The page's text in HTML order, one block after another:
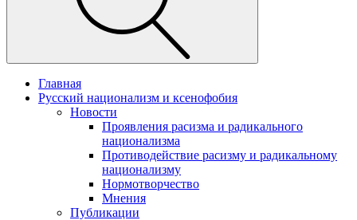
Главная
Русский национализм и ксенофобия
Новости
Проявления расизма и радикального
национализма
Противодействие расизму и радикальному
национализму
Нормотворчество
Мнения
Публикации